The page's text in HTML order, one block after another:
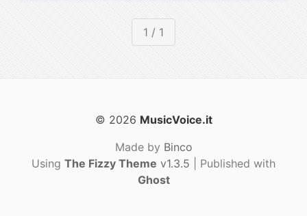
1 / 1
© 2026 MusicVoice.it
Made by Binco
Using The Fizzy Theme v1.3.5 | Published with
Ghost